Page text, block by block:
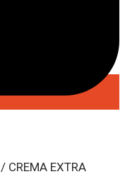
/ CREMA EXTRA